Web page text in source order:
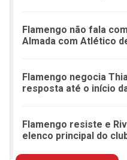
Flamengo não fala
Almada com Atlético
Flamengo negocia
resposta até o início
Flamengo resiste e
elenco principal do